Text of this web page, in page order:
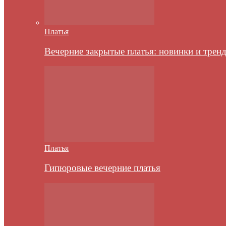
Платья
Вечерние закрытые платья: новинки и
Платья
Гипюровые вечерние платья